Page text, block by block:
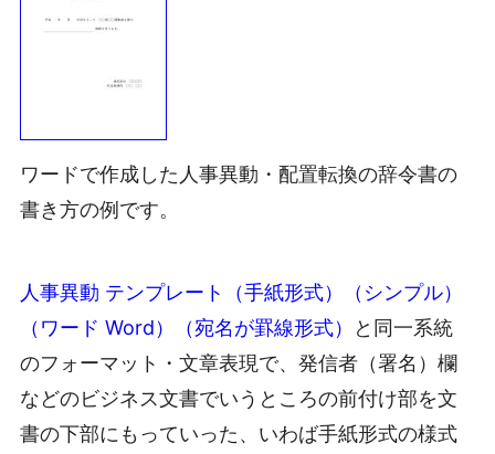
ワードで作成した人事異動・配置転換の辞令書の
書き方の例です。
人事異動 テンプレート（手紙形式）（シンプル）
（ワード Word）（宛名が罫線形式）
と同一系統
のフォーマット・文章表現で、発信者（署名）欄
などのビジネス文書でいうところの前付け部を文
書の下部にもっていった、いわば手紙形式の様式